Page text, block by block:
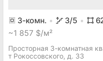
3-комн. 3/5
~1 857 $/м²
Просторная 3-комнатная
т Рокоссовского, д. 33